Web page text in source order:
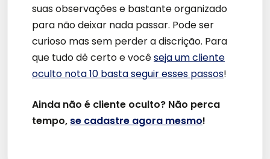
suas observações e bastante organizado
para não deixar nada passar. Pode ser
curioso mas sem perder a discrição. Para
que tudo dê certo e vocêseja um cliente
oculto nota 10 basta seguir esses passos!
Ainda não é cliente oculto? Não perca
tempo, se cadastre agora mesmo!